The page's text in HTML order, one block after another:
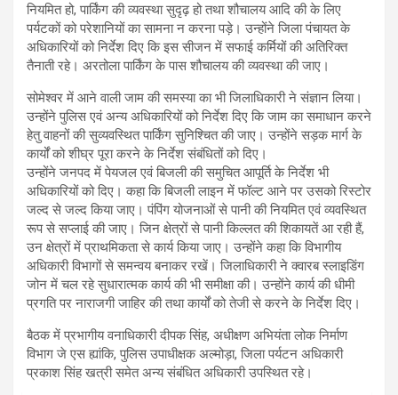
नियमित हो, पार्किंग की व्यवस्था सुदृढ़ हो तथा शौचालय आदि की के लिए
पर्यटकों को परेशानियों का सामना न करना पड़े। उन्होंने जिला पंचायत के
अधिकारियों को निर्देश दिए कि इस सीजन में सफाई कर्मियों की अतिरिक्त
तैनाती रहे। अरतोला पार्किंग के पास शौचालय की व्यवस्था की जाए।
सोमेश्वर में आने वाली जाम की समस्या का भी जिलाधिकारी ने संज्ञान लिया।
उन्होंने पुलिस एवं अन्य अधिकारियों को निर्देश दिए कि जाम का समाधान करने
हेतु वाहनों की सुव्यवस्थित पार्किंग सुनिश्चित की जाए। उन्होंने सड़क मार्ग के
कार्यों को शीघ्र पूरा करने के निर्देश संबंधितों को दिए।
उन्होंने जनपद में पेयजल एवं बिजली की समुचित आपूर्ति के निर्देश भी
अधिकारियों को दिए। कहा कि बिजली लाइन में फॉल्ट आने पर उसको रिस्टोर
जल्द से जल्द किया जाए। पंपिंग योजनाओं से पानी की नियमित एवं व्यवस्थित
रूप से सप्लाई की जाए। जिन क्षेत्रों से पानी किल्लत की शिकायतें आ रही हैं,
उन क्षेत्रों में प्राथमिकता से कार्य किया जाए। उन्होंने कहा कि विभागीय
अधिकारी विभागों से समन्वय बनाकर रखें। जिलाधिकारी ने क्वारब स्लाइडिंग
जोन में चल रहे सुधारात्मक कार्य की भी समीक्षा की। उन्होंने कार्य की धीमी
प्रगति पर नाराजगी जाहिर की तथा कार्यों को तेजी से करने के निर्देश दिए।
बैठक में प्रभागीय वनाधिकारी दीपक सिंह, अधीक्षण अभियंता लोक निर्माण
विभाग जे एस ह्यांकि, पुलिस उपाधीक्षक अल्मोड़ा, जिला पर्यटन अधिकारी
प्रकाश सिंह खत्री समेत अन्य संबंधित अधिकारी उपस्थित रहे।